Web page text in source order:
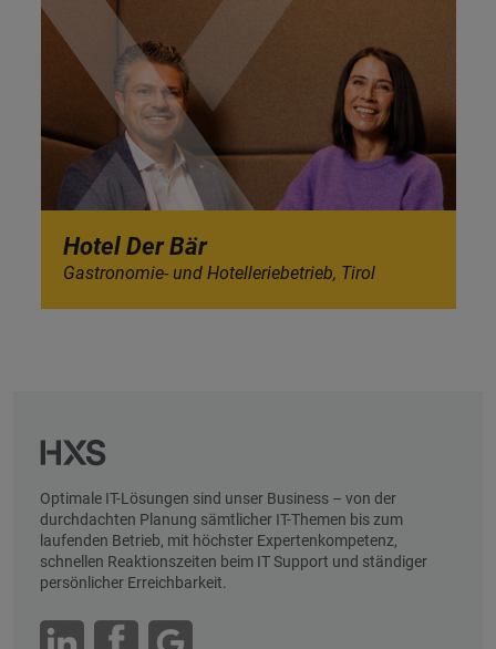
Hotel Der Bär
Gastronomie- und Hotelleriebetrieb, Tirol
Optimale IT-Lösungen sind unser Business – von der
durchdachten Planung sämtlicher IT-Themen bis zum
laufenden Betrieb, mit höchster Expertenkompetenz,
schnellen Reaktionszeiten beim IT Support und ständiger
persönlicher Erreichbarkeit.